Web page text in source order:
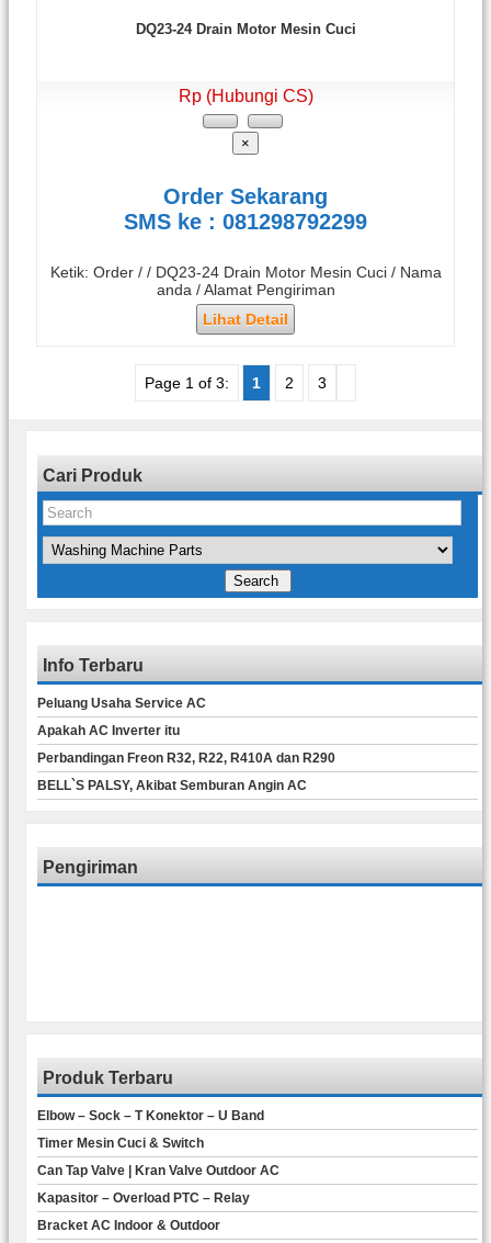
DQ23-24 Drain Motor Mesin Cuci
Rp (Hubungi CS)
×
Order Sekarang
SMS ke : 081298792299
Ketik: Order / / DQ23-24 Drain Motor Mesin Cuci / Nama
anda / Alamat Pengiriman
Lihat Detail
Page 1 of 3: 1 2 3
Cari Produk
Info Terbaru
Peluang Usaha Service AC
Apakah AC Inverter itu
Perbandingan Freon R32, R22, R410A dan R290
BELL`S PALSY, Akibat Semburan Angin AC
Pengiriman
Produk Terbaru
Elbow – Sock – T Konektor – U Band
Timer Mesin Cuci & Switch
Can Tap Valve | Kran Valve Outdoor AC
Kapasitor – Overload PTC – Relay
Bracket AC Indoor & Outdoor